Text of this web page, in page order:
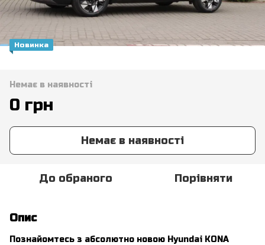
Новинка
Немає в наявності
0 грн
Немає в наявності
До обраного Порівняти
Опис
Познайомтесь з абсолютно новою Hyundai KONA